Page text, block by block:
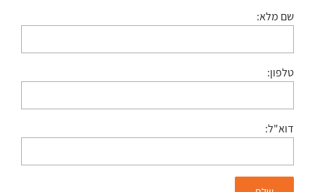
שם מלא:
טלפון:
דוא"ל: